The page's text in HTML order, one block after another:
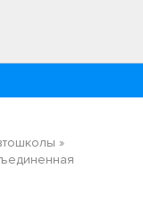
»